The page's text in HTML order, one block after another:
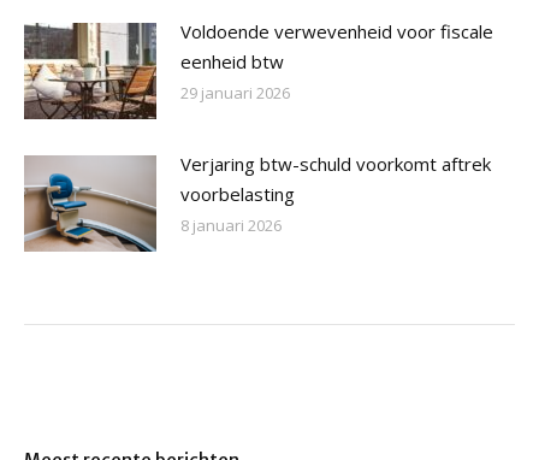
Voldoende verwevenheid voor fiscale
eenheid btw
29 januari 2026
Verjaring btw-schuld voorkomt aftrek
voorbelasting
8 januari 2026